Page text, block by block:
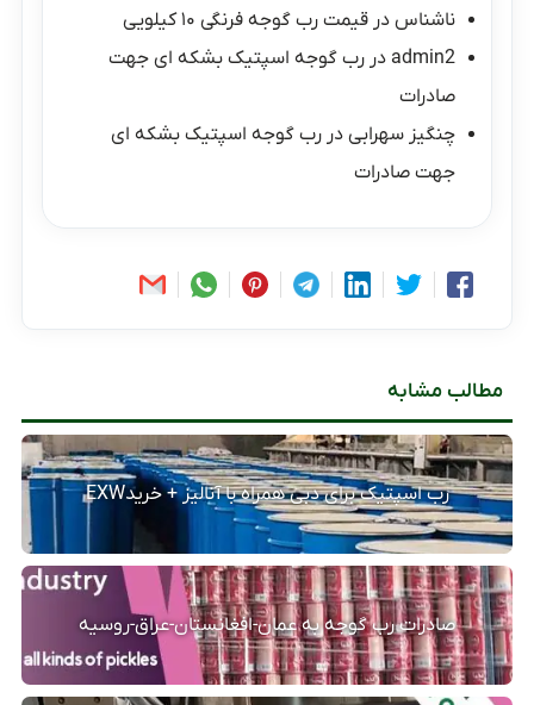
ناشناس درقیمت رب گوجه فرنگی ۱۰ کیلویی
admin2 دررب گوجه اسپتیک بشکه ای جهت
صادرات
چنگیز سهرابی دررب گوجه اسپتیک بشکه ای
جهت صادرات
مطالب مشابه
رب اسپتیک برای دبی همراه با آنالیز + خریدEXW
صادرات رب گوجه به عمان-افغانستان-عراق-روسیه